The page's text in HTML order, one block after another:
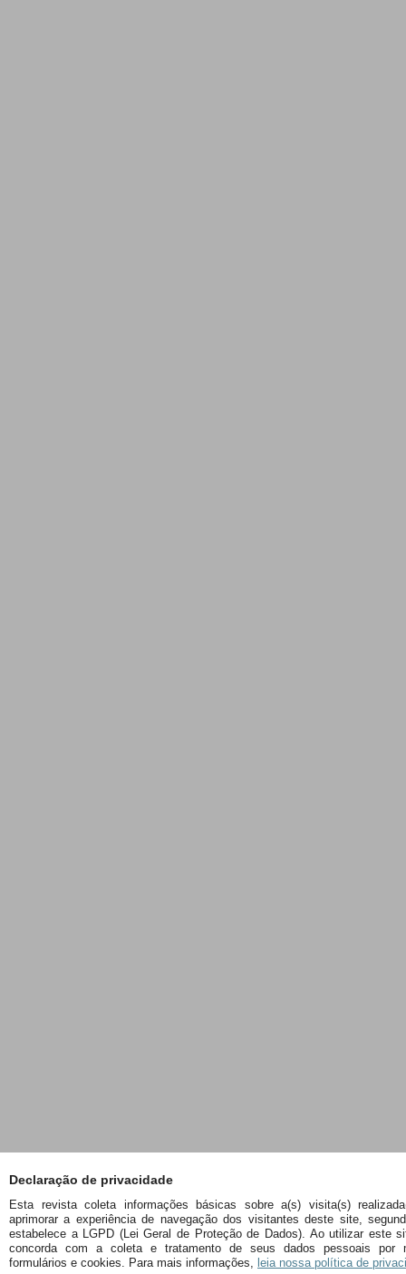
Declaração de privacidade
Esta revista coleta informações básicas sobre a(s) visita(s)
aprimorar a experiência de navegação dos visitantes deste site,
estabelece a LGPD (Lei Geral de Proteção de Dados). Ao utilizar este
concorda com a coleta e tratamento de seus dados pessoais por
formulários e cookies. Para mais informações, leia nossa política de